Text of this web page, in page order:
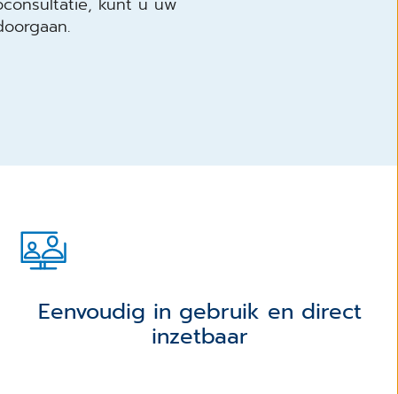
Eenvoudig in gebruik en direct
inzetbaar